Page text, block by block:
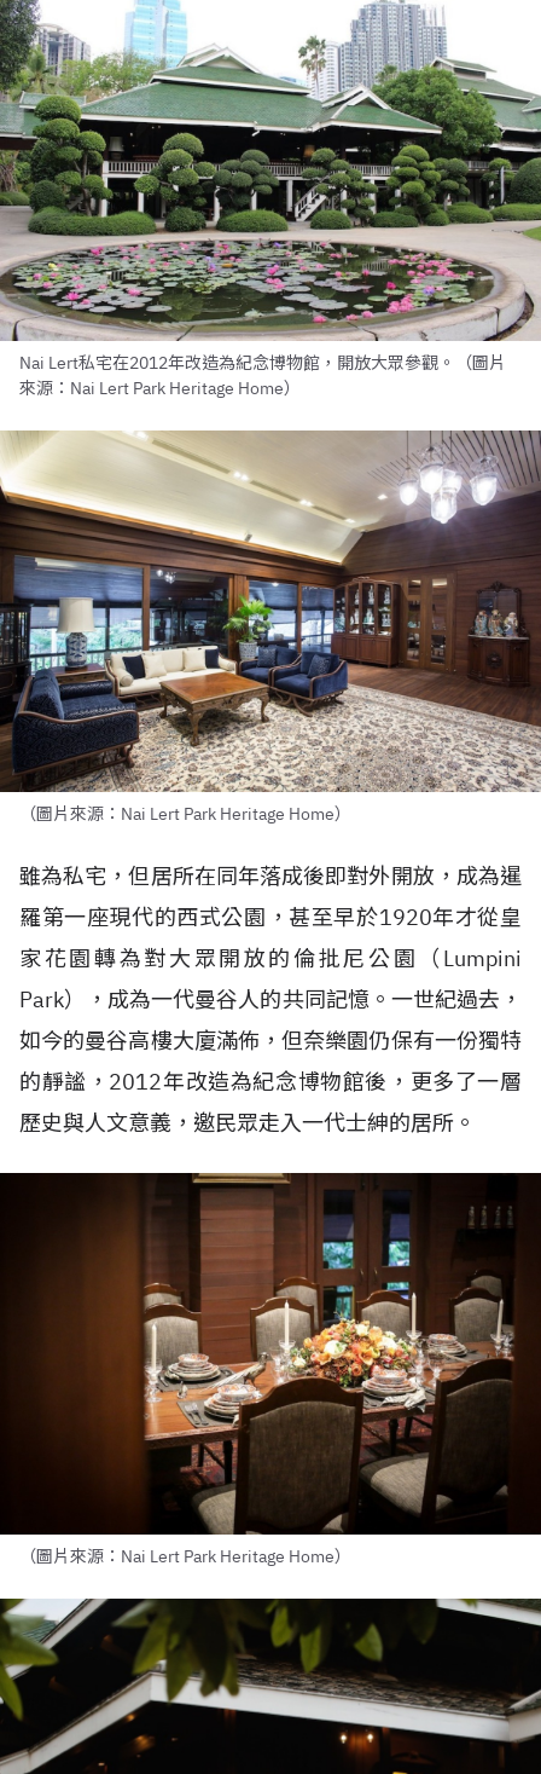
Nai Lert私宅在2012年改造為紀念博物館，開放大眾參觀。（圖片
來源：Nai Lert Park Heritage Home）
（圖片來源：Nai Lert Park Heritage Home）
雖為私宅，但居所在同年落成後即對外開放，成為暹
羅第一座現代的西式公園，甚至早於1920年才從皇
家花園轉為對大眾開放的倫批尼公園（Lumpini
Park），成為一代曼谷人的共同記憶。一世紀過去，
如今的曼谷高樓大廈滿佈，但奈樂園仍保有一份獨特
的靜謐，2012年改造為紀念博物館後，更多了一層
歷史與人文意義，邀民眾走入一代士紳的居所。
（圖片來源：Nai Lert Park Heritage Home）